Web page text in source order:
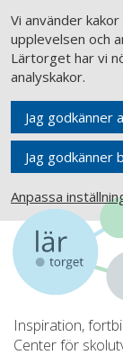
Vi använder
upplevelsen och
Lärtorget har vi
analyskakor.
Jag godkänner
Jag godkänner
Anpassa
Inspiration,
Center för